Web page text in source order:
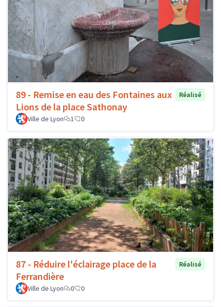
89 - Remise en eau des Fontaines aux
Lions de la place Sathonay
Réalisé
Ville de Lyon 1 0
87 - Réduire l'éclairage place de la
Ferrandière
Réalisé
Ville de Lyon 0 0